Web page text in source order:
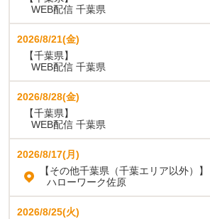
WEB配信 千葉県
2026/8/21(金)
【千葉県】
WEB配信 千葉県
2026/8/28(金)
【千葉県】
WEB配信 千葉県
2026/8/17(月)
【その他千葉県（千葉エリア以外）】
ハローワーク佐原
2026/8/25(火)